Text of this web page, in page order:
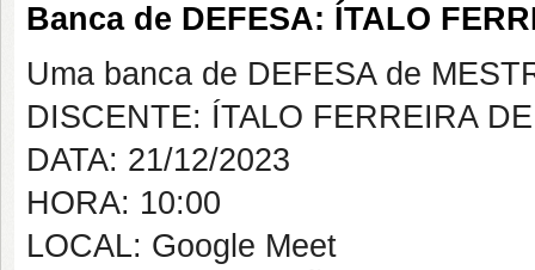
Banca de DEFESA: ÍTALO
Uma banca de DEFESA de
DISCENTE: ÍTALO FERREIRA
DATA: 21/12/2023
HORA: 10:00
LOCAL: Google Meet